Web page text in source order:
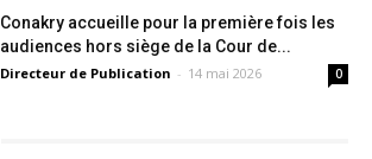
Conakry accueille pour la première fois les
audiences hors siège de la Cour de...
Directeur de Publication - 14 mai 2026 0